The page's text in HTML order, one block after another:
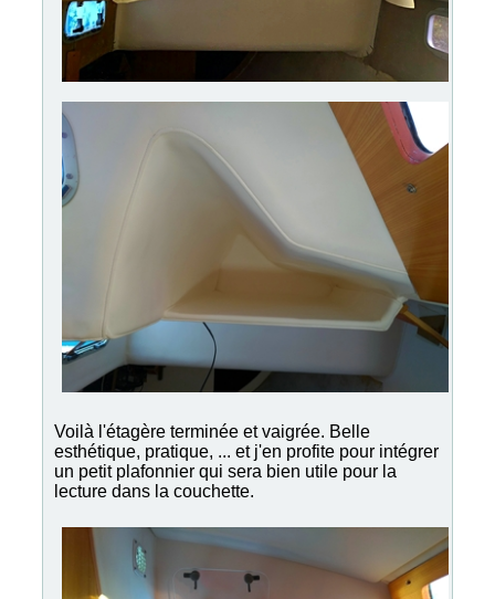
Voilà l'étagère terminée et vaigrée. Belle
esthétique, pratique, ... et j'en profite pour intégrer
un petit plafonnier qui sera bien utile pour la
lecture dans la couchette.